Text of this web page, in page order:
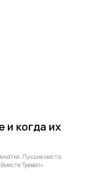
и когда их
Лучшие места,
Тревел».